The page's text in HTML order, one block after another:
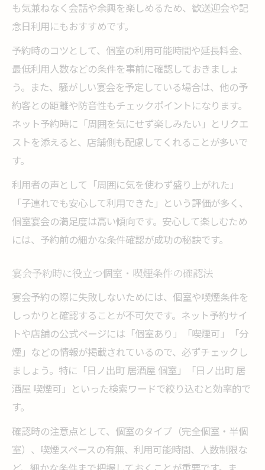
も気兼ねなく会話や余興を楽しめるため、歓送迎会や記
念日利用にもおすすめです。
予約時のコツとして、個室の利用可能時間や延長料金、
最低利用人数などの条件を事前に確認しておきましょ
う。また、騒がしい宴会を予定している場合は、他の予
約客との距離や防音性もチェックポイントになります。
ネット予約時に「周囲を気にせず楽しみたい」とリクエ
ストを添えると、店舗側も配慮してくれることが多いで
す。
利用者の声として「周囲に気を使わず盛り上がれた」
「子連れでも安心して利用できた」という評価が多く、
個室宴会の満足度は高い傾向です。安心して楽しむため
には、予約前の細かな条件確認が成功の秘訣です。
宴会予約時に役立つ個室・喫煙条件の確認法
宴会予約の際に失敗しないためには、個室や喫煙条件を
しっかりと確認することが不可欠です。ネット予約サイ
トや店舗の公式ページには「個室あり」「喫煙可」「分
煙」などの情報が掲載されているので、必ずチェックし
ましょう。特に「日ノ出町 居酒屋 個室」「日ノ出町 居
酒屋 喫煙可」といった検索ワードで絞り込むと効率的で
す。
確認時の注意点として、個室のタイプ（完全個室・半個
室）、喫煙スペースの有無、利用可能時間、人数制限な